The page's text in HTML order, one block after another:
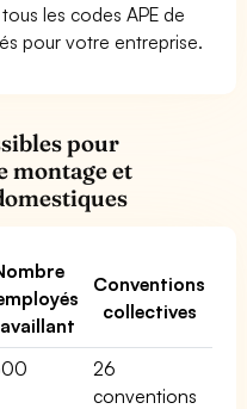
les codes APE de
pour votre entreprise.
pour
montage et
Conventions
collectives
26
conventions